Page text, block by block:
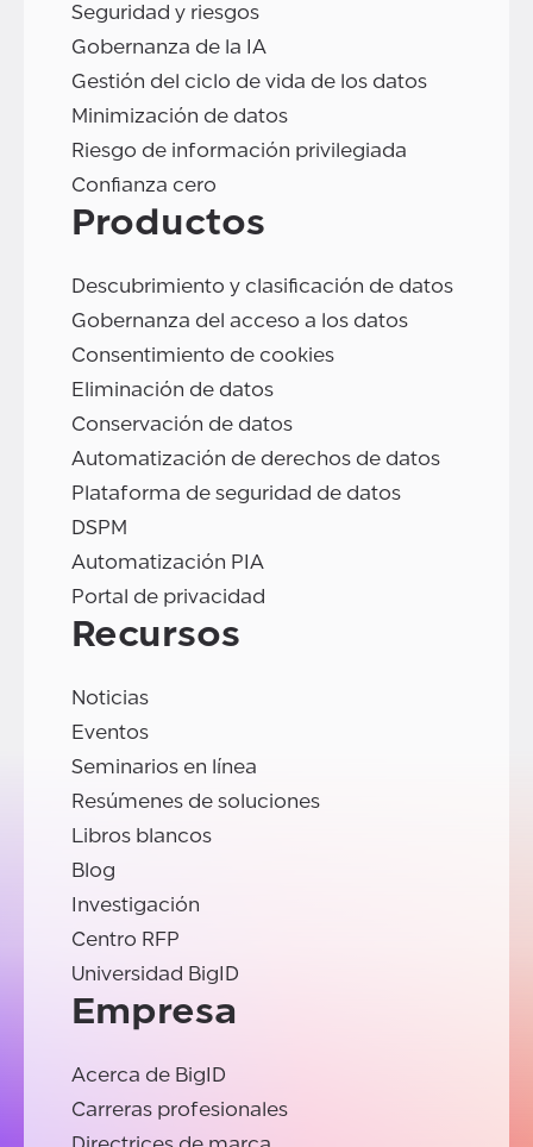
Seguridad y riesgos
Gobernanza de la IA
Gestión del ciclo de vida de los datos
Minimización de datos
Riesgo de información privilegiada
Confianza cero
Productos
Descubrimiento y clasificación de datos
Gobernanza del acceso a los datos
Consentimiento de cookies
Eliminación de datos
Conservación de datos
Automatización de derechos de datos
Plataforma de seguridad de datos
DSPM
Automatización PIA
Portal de privacidad
Recursos
Noticias
Eventos
Seminarios en línea
Resúmenes de soluciones
Libros blancos
Blog
Investigación
Centro RFP
Universidad BigID
Empresa
Acerca de BigID
Carreras profesionales